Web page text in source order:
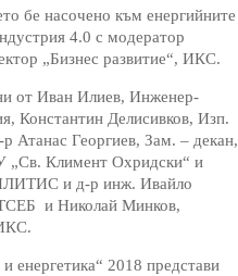
бе насочено към енергийните
4.0 с модератор
„Бизнес развитие“, ИКС.
от Иван Илиев, Инженер-
Константин Делисивков, Изп.
Георгиев, Зам. – декан,
„Св. Климент Охридски“ и
и д-р инж. Ивайло
и Николай Минков,
енергетика“ 2018 представи